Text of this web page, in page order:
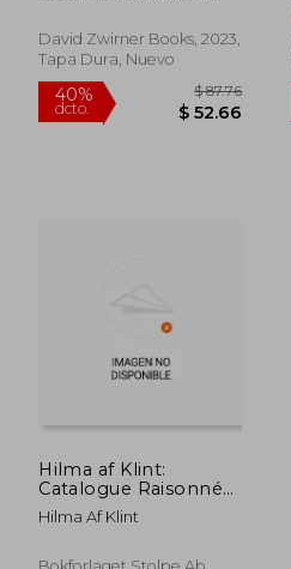
David Zwirner Books, 2023,
Tapa Dura, Nuevo
Hilma af Klint:
Catalogue Raisonné
Slipcase (en Inglés)
Hilma Af Klint